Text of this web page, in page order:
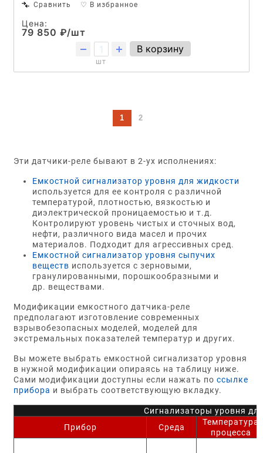
Сравнить ♡ В избранное
Цена:
79 850 ₽/шт
шт
В корзину
1 2
Эти датчики-реле бывают в 2-ух исполнениях:
Емкостной сигнализатор уровня для жидкости
используется для ее контроля с различной
температурой, плотностью, вязкостью и
диэлектрической проницаемостью и т.д.
Контролируют уровень чистых и сточных вод,
нефти, различного вида масел и прочих
материалов. Подходит для агрессивных сред.
Емкостной сигнализатор уровня сыпучих
веществ используется с зерновыми,
гранулированными, порошкообразными и
др. веществами.
Модификации емкостного датчика-реле
предполагают изготовление современных
взрывобезопасных моделей, моделей для
экстремальных показателей температур и других.
Вы можете выбрать емкостной сигнализатор уровня
в нужной модификации опираясь на таблицу ниже.
Сами модификации доступны если нажать по ссылке
прибора и выбрать соответствующую вкладку.
Сигнализаторы уровня
Прибор
Среда
Температура
процесса